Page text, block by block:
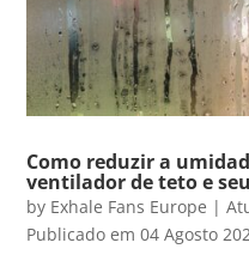
Como reduzir a
ventilador de teto e
by Exhale Fans Europe |
Publicado em 04 Agosto